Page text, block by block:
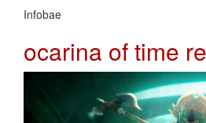
Infobae
ocarina of time